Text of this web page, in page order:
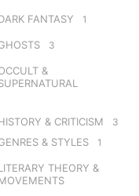
FANTASY 1
3
&
& CRITICISM 3
& STYLES 1
THEORY &